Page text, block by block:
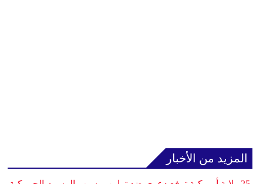
المزيد من الأخبار